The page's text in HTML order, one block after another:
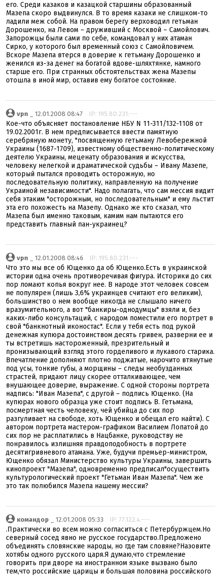
его. Среди казаков и казацкой старшины образованный
Мазепа скоро выдвинулся. В то время казаки не слишком-то
ладили меж собой. На правом берегу верховодил гетьман
Дорошенко, на Левом – друживший с Москвой – Самойлович.
Запорожцы были сами по себе, командовал у них атаман
Сирко, у которого был временный союз с Самойловичем.
Вскоре Мазепа втерся в доверие к гетьману Дорошенко и
женился из-за денег на богатой вдове-шляхтянке, намного
старше его. При странных обстоятельствах жена Мазепы
отошла в иной мир, оставив ему богатое состояние.
vpn _ 12.01.2008 08:47 IP: 195.80.231.---
Кое-что объясняет постановление НБУ N 11-311/132-1108 от
19.02.2001г. В нем предписывается ввести памятную
серебряную монету, "посвященную гетьману Левобережной
Украины (1687-1709), известному общественно-политическому
деятелю Украины, меценату образования и искусства,
человеку нелегкой и драматической судьбы – Ивану Мазепе,
который пытался проводить осторожную, но
последовательную политику, направленную на получение
Украиной независимости". Надо полагать, что сам мессия видит
себя этаким "осторожным, но последовательным" и ему льстит
эта его похожесть на Мазепу. Однако же кто сказал, что
Мазепа был именно таковым, камим нам пытаются его
представить главный пан-украинец?
vpn _ 12.01.2008 08:46 IP: 195.80.231.---
Что это мы все об Ющенко да об Ющенко.Есть в украинской
истории одна очень противоречивая фигура. Историки до сих
пор ломают копья вокруг нее. В народе этот человек совсем
не популярен (лишь 3,6% украинцев считают его великим),
большинство о нем вообще никогда не слышало ничего
вразумительного, а вот "банкиры-однодумцы" взяли и, без
каких-либо консультаций, с народом поместили его портрет в
свой "банкнотный иконостас". Если у тебя есть под рукой
денежная купюра достоинством десять гривен, разверни ее и
ты встретишь настороженный, презрительный и
пронизывающий взгляд этого горделивого и лукавого старика.
Впечатление дополняют плотно поджатые, нарочито втянутые
под усы, тонкие губы, а морщины – следы необузданных
страстей, придают лицу скорее отталкивающее, чем
внушающее доверие, выражение. С одной стороны портрета
надпись: "Иван Мазепа", с другой – подпись Ющенко. (На
купюрах нового образца уже стоит подпись В. Гетьмана,
посмертная честь человеку, чей убийца до сих пор
разгуливает на свободе, хоть Ющенко и обещал его найти). С
автором портрета мастером-графиком Василием Лопатой до
сих пор не расплатились в Нацбанке, руководству не
понравилось излишняя правдоподобность в портрете
десятигривневого атамана. Уже, будучи премьер-министром,
Ющенко обязал Министерство культуры Украины, завершить
кинопроект "Мазепа", одновременно предписал"осуществить
культурологический проект "Гетьман Иван Мазепа". Чем же
это так полюбился Мазепа нашему мессии?
командор _ 12.01.2008 05:33 IP: 77.122.4.---
.Практически во всем можно согласиться с Петербуржцем.Но
северный сосед явно не русское государство.Предложено
объединять словянские народы, но где там словяне?Назовите
хотябы одного русского царя.Я думаю,что стремление
говорить при дворе на иностранном языке вызвано было
тем,что российские царицы и большая половина российского